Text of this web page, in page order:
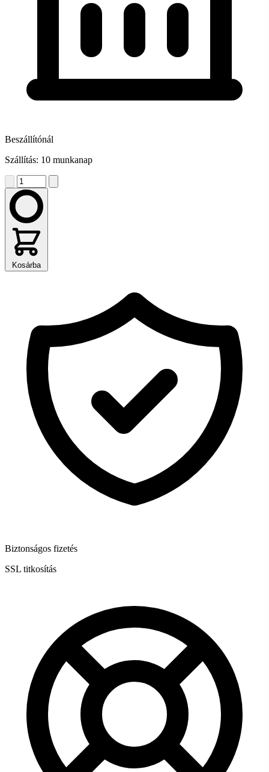
Beszállítónál
Szállítás: 10 munkanap
Kosárba
Biztonságos fizetés
SSL titkosítás